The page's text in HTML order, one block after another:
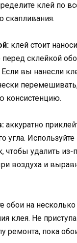
клей по
скапливания.
клей стоит
перед склейкой
вы нанесли
консистенцию.
аккуратно
угла.
чтобы удалить из-
воздуха и
обои на
клея. Не
ремонта, пока